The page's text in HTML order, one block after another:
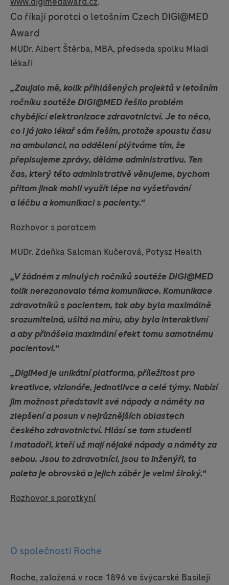
Co říkají porotci o letošním Czech DIGI@MED
Award
MUDr. Albert Štěrba, MBA, předseda spolku Mladí
lékaři
„Zaujalo mě, kolik přihlášených projektů v letošním
ročníku soutěže DIGI@MED řešilo problém
chybějící elektronizace zdravotnictví. Je to něco,
co i já jako lékař sám řeším, protože spoustu času
na ambulanci, na oddělení plýtváme tím, že
přepisujeme zprávy, děláme administrativu. Ten
čas, který této administrativě věnujeme, bychom
přitom jinak mohli využít lépe na vyšetřování
a léčbu a komunikaci s pacienty.“
Rozhovor s porotcem
MUDr. Zdeňka Salcman Kučerová, Potysz Health
„V žádném z minulých ročníků soutěže DIGI@MED
tolik nerezonovalo téma komunikace. Komunikace
zdravotníků s pacientem, tak aby byla maximálně
srozumitelná, ušitá na míru, aby byla interaktivní
a aby přinášela maximální efekt tomu samotnému
pacientovi.“
„DigiMed je unikátní platforma, příležitost pro
kreativce, vizionáře, jednotlivce a celé týmy. Nabízí
jim možnost představit své nápady a náměty na
zlepšení a posun v nejrůznějších oblastech
českého zdravotnictví. Hlásí se tam studenti
i matadoři, kteří už mají nějaké nápady a náměty za
sebou. Jsou to zdravotníci, jsou to inženýři, ta
paleta je obrovská a jejich záběr je velmi široký.“
Rozhovor s porotkyní
O společnosti Roche
Roche, založená v roce 1896 ve švýcarské Basileji